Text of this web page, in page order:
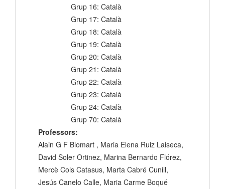
Grup 16: Català
Grup 17: Català
Grup 18: Català
Grup 19: Català
Grup 20: Català
Grup 21: Català
Grup 22: Català
Grup 23: Català
Grup 24: Català
Grup 70: Català
Professors:
Alain G F Blomart , Maria Elena Ruiz Laiseca,
David Soler Ortinez, Marina Bernardo Flórez,
Mercè Cols Catasus, Marta Cabré Cunill,
Jesús Canelo Calle, Maria Carme Boqué